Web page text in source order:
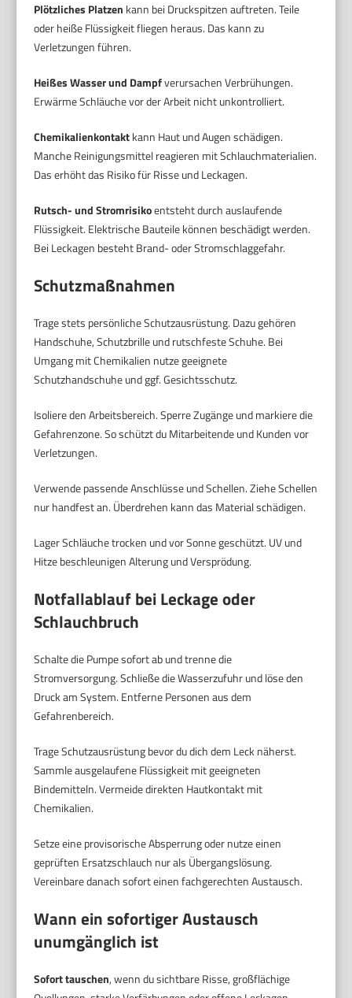
Plötzliches Platzen kann bei Druckspitzen auftreten. Teile
oder heiße Flüssigkeit fliegen heraus. Das kann zu
Verletzungen führen.
Heißes Wasser und Dampfverursachen Verbrühungen.
Erwärme Schläuche vor der Arbeit nicht unkontrolliert.
Chemikalienkontaktkann Haut und Augen schädigen.
Manche Reinigungsmittel reagieren mit Schlauchmaterialien.
Das erhöht das Risiko für Risse und Leckagen.
Rutsch- und Stromrisikoentsteht durch auslaufende
Flüssigkeit. Elektrische Bauteile können beschädigt werden.
Bei Leckagen besteht Brand- oder Stromschlaggefahr.
Schutzmaßnahmen
Trage stets persönliche Schutzausrüstung. Dazu gehören
Handschuhe, Schutzbrille und rutschfeste Schuhe. Bei
Umgang mit Chemikalien nutze geeignete
Schutzhandschuhe und ggf. Gesichtsschutz.
Isoliere den Arbeitsbereich. Sperre Zugänge und markiere die
Gefahrenzone. So schützt du Mitarbeitende und Kunden vor
Verletzungen.
Verwende passende Anschlüsse und Schellen. Ziehe Schellen
nur handfest an. Überdrehen kann das Material schädigen.
Lager Schläuche trocken und vor Sonne geschützt. UV und
Hitze beschleunigen Alterung und Versprödung.
Notfallablauf bei Leckage oder
Schlauchbruch
Schalte die Pumpe sofort ab und trenne die
Stromversorgung. Schließe die Wasserzufuhr und löse den
Druck am System. Entferne Personen aus dem
Gefahrenbereich.
Trage Schutzausrüstung bevor du dich dem Leck näherst.
Sammle ausgelaufene Flüssigkeit mit geeigneten
Bindemitteln. Vermeide direkten Hautkontakt mit
Chemikalien.
Setze eine provisorische Absperrung oder nutze einen
geprüften Ersatzschlauch nur als Übergangslösung.
Vereinbare danach sofort einen fachgerechten Austausch.
Wann ein sofortiger Austausch
unumgänglich ist
Sofort tauschen, wenn du sichtbare Risse, großflächige